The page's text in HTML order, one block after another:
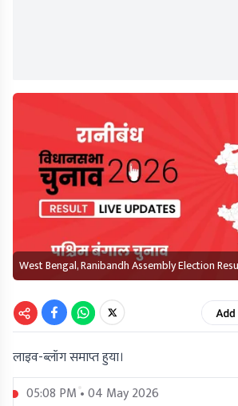
West Bengal, Ranibandh Assembly Election
लाइव-ब्लॉग समाप्त हुया।
05:08 PM • 04 May 2026